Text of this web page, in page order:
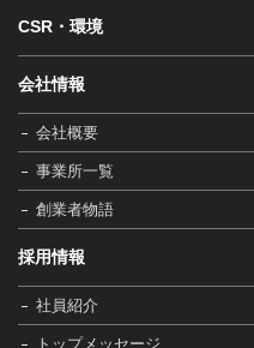
CSR・環境
会社情報
会社概要
事業所一覧
創業者物語
採用情報
社員紹介
トップメッセージ